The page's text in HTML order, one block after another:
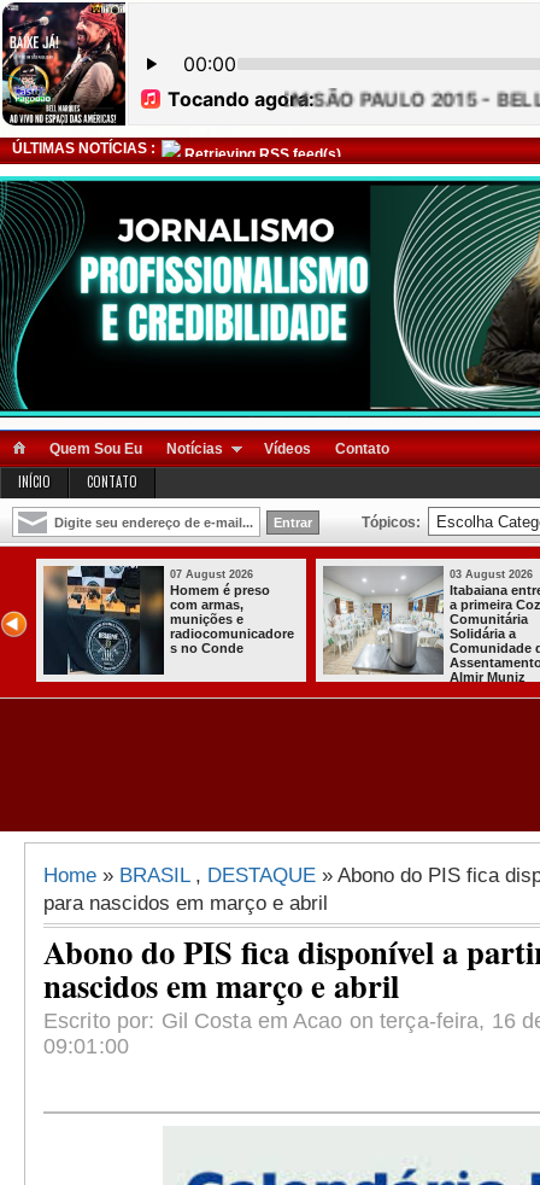
ÚLTIMAS NOTÍCIAS : Retrieving RSS feed(s)
Quem Sou Eu Notícias Vídeos Contato
INÍCIO CONTATO
Tópicos:
07 August 2026
Homem é preso
com armas,
munições e
radiocomunicadore
s no Conde
03 August 2026
Itabaiana
a primeira
Comunitária
Solidária a
Comunidade
Almir Muniz
Home » BRASIL, DESTAQUE » Abono do PIS fica
para nascidos em março e abril
Abono do PIS fica disponível a
nascidos em março e abril
Escrito por: Gil Costa em Acao on terça-feira, 16
09:01:00